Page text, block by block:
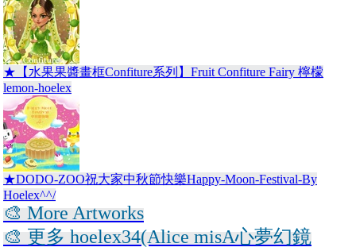
★【水果果醬畫框Confiture系列】Fruit Confiture Fairy 檸檬
lemon-hoelex
★DODO-ZOO祝大家中秋節快樂Happy-Moon-Festival-By
Hoelex^^/
🎨 More Artworks
🎨 更多 hoelex34(Alice misA心夢幻鏡